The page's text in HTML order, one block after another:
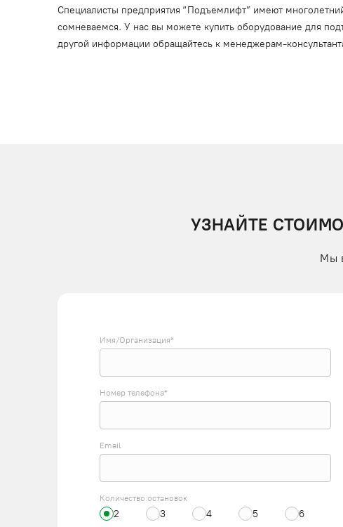
Специалисты предприятия “Подъемлифт” имеют
сомневаемся. У нас вы можете купить оборудование для
другой информации обращайтесь к менеджерам-
УЗНАЙТЕ
Мы
Имя/Организация*
Номер телефона*
Email
Количество остановок
2 3 4 5 6